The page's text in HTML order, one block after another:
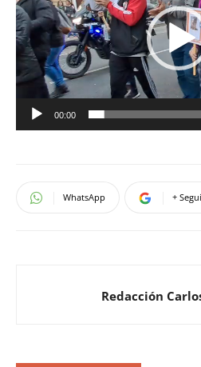
vídeo
00:00
WhatsApp +
Redacción